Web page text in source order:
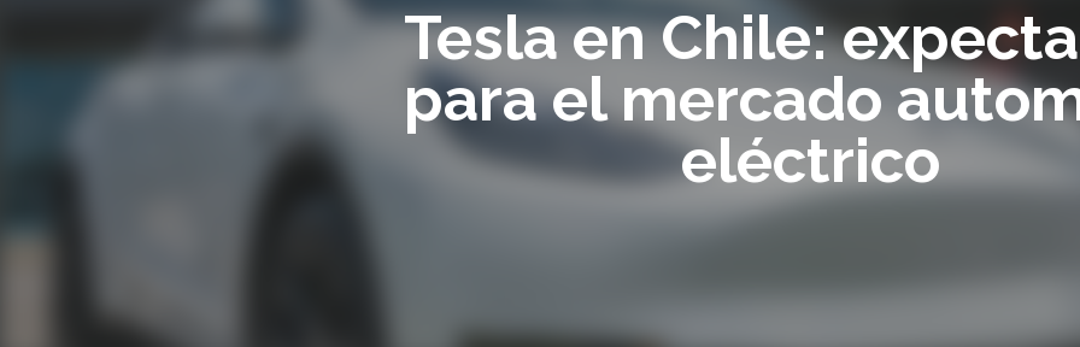
Tesla en Chile:
para el mercado
eléctrico